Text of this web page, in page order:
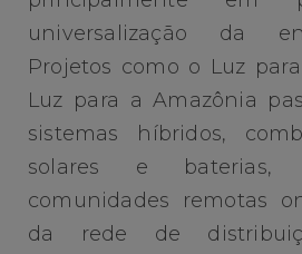
universalização da
Projetos como o Luz
Luz para a Amazônia
sistemas híbridos,
solares e baterias,
comunidades remotas
da rede de